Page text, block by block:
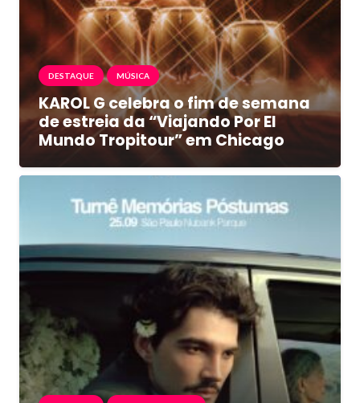
DESTAQUE MÚSICA
KAROL G celebra o fim de semana
de estreia da “Viajando Por El
Mundo Tropitour” em Chicago